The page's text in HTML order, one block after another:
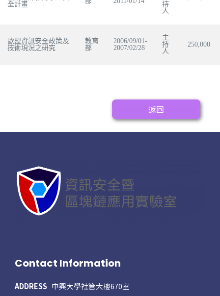
全計畫
持
人
歐盟資訊安全政策及
技術現況之研究
教育
部
2006/09/01-
2007/02/28
主
持
人
250,000
Contact Information
ADDRESS 中興大學社管大樓670室